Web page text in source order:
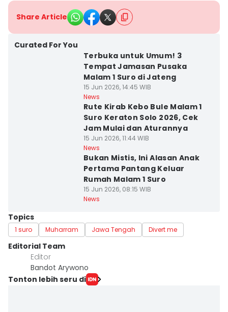
Share Article
Curated For You
Terbuka untuk Umum! 3
Tempat Jamasan Pusaka
Malam 1 Suro di Jateng
15 Jun 2026, 14:45 WIB
News
Rute Kirab Kebo Bule Malam 1
Suro Keraton Solo 2026, Cek
Jam Mulai dan Aturannya
15 Jun 2026, 11:44 WIB
News
Bukan Mistis, Ini Alasan Anak
Pertama Pantang Keluar
Rumah Malam 1 Suro
15 Jun 2026, 08:15 WIB
News
Topics
1 suro Muharram Jawa Tengah Divert me
Editorial Team
Editor
Bandot Arywono
Tonton lebih seru di